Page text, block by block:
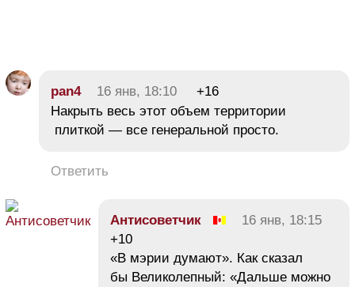
pan4 16 янв, 18:10
+16
Накрыть весь этот объем территории
плиткой — все генеральной просто.
Ответить
Антисоветчик
16 янв, 18:15
+10
«В мэрии думают». Как сказал
бы Великолепный: «Дальше можно